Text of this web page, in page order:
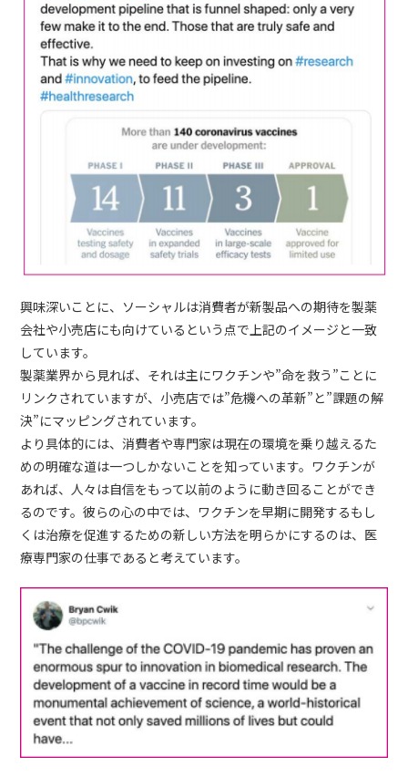
興味深いことに、ソーシャルは消費者が新製品への期待を製薬
会社や小売店にも向けているという点で上記のイメージと一致
しています。
製薬業界から見れば、それは主にワクチンや”命を救う”ことに
リンクされていますが、小売店では”危機への革新”と”課題の解
決”にマッピングされています。
より具体的には、消費者や専門家は現在の環境を乗り越えるた
めの明確な道は一つしかないことを知っています。ワクチンが
あれば、人々は自信をもって以前のように動き回ることができ
るのです。彼らの心の中では、ワクチンを早期に開発するもし
くは治療を促進するための新しい方法を明らかにするのは、医
療専門家の仕事であると考えています。